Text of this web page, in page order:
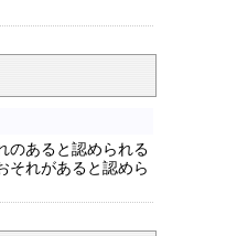
のあると認められる
それがあると認めら